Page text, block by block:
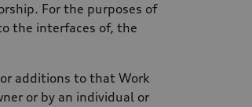
For the purposes of
the interfaces of, the
additions to that Work
or by an individual or